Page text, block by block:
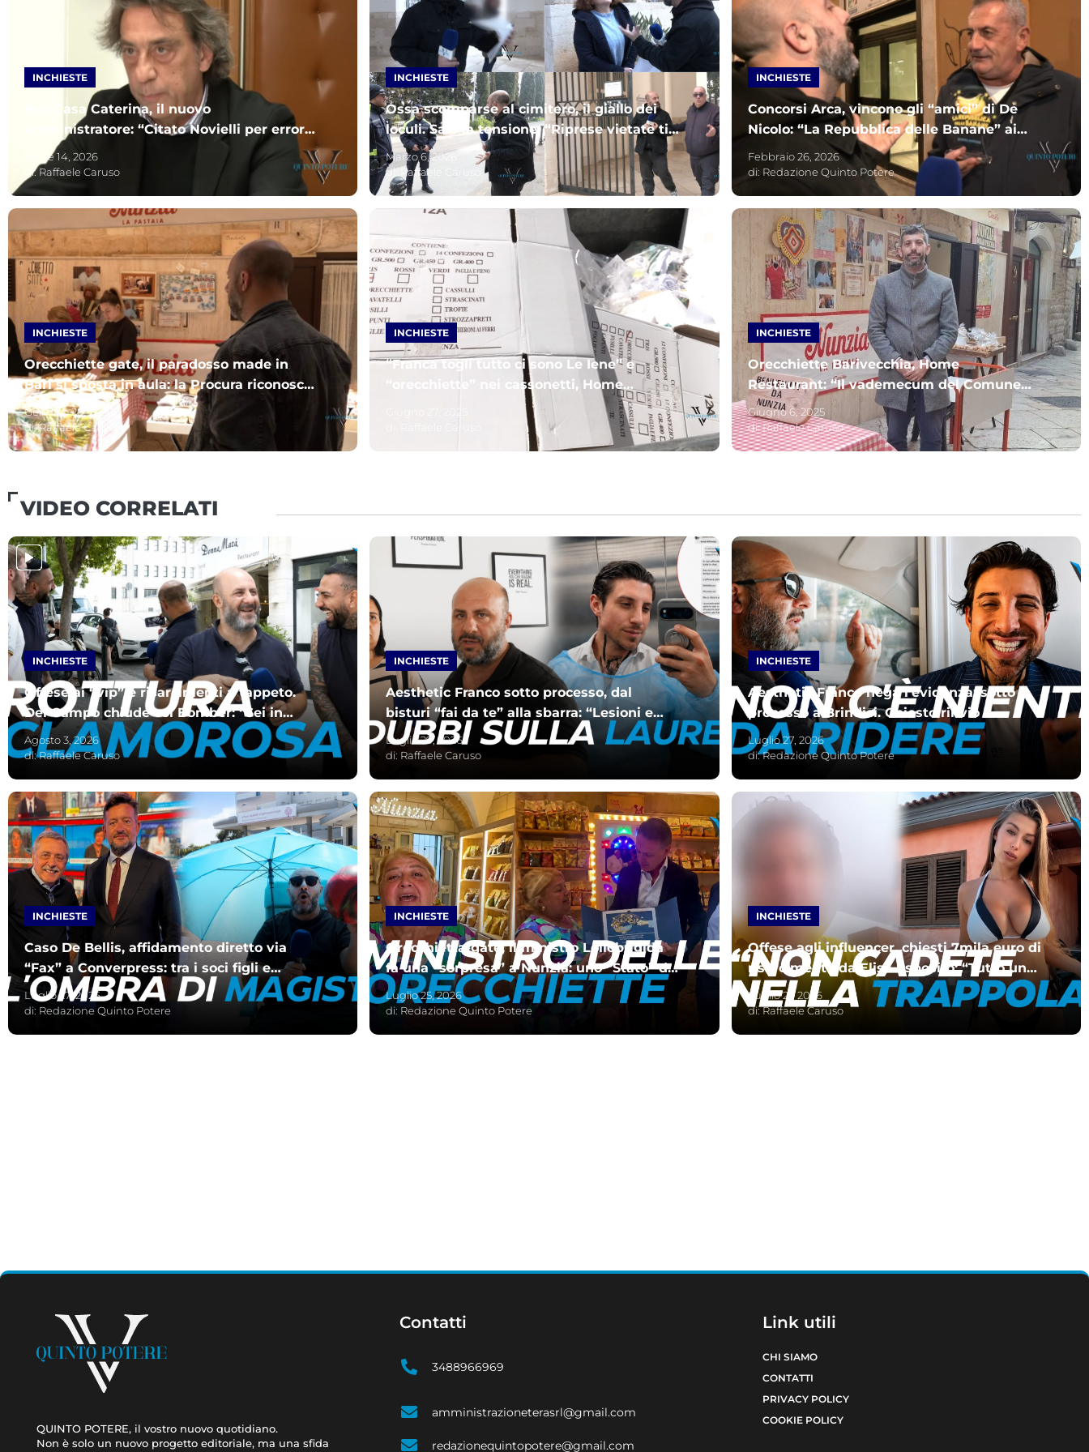
INCHIESTE
Rsa Casa Caterina, il nuovo
amministratore: “Citato Novielli per errore.
Rappresento nuovi investitori”
Aprile 14, 2026
di:Raffaele Caruso
INCHIESTE
Ossa scomparse al cimitero, il giallo dei
loculi. Sale la tensione: “Riprese vietate ti
denuncio”
Marzo 6, 2026
di:
Raffaele Caruso
INCHIESTE
Concorsi Arca, vincono gli “amici” di De
Nicolo: “La Repubblica delle Banane” ai
segretari PD
Febbraio 26, 2026
di: Redazione Quinto Potere
INCHIESTE
Orecchiette gate, il paradosso made in
Bari si sposta in aula: la Procura riconosce
la frode ma chiede l’archiviazione
Gennaio 28, 2026
di:Raffaele Caruso
INCHIESTE
“Franca togli tutto ci sono Le Iene” e
“orecchiette” nei cassonetti, Home
Restaurant all’attacco: “Sconcertante”
INCHIESTE
Orecchiette Barivecchia, Home
Restaurant: “Il vademecum del Comune
sulle IAD è un pastrocchio legale”
Giugno 6, 2025
di:Raffaele Caruso
VIDEO CORRELATI
INCHIESTE
Offese ai “vip” e risarcimenti a tappeto.
Del Campo chiude col Bomber: “Sei in
affari con Loconte”
Agosto 3, 2026
di:Raffaele Caruso
INCHIESTE
Aesthetic Franco sotto processo, dal
bisturi “fai da te” alla sbarra: “Lesioni e
dubbi sulla laurea”
Luglio 29, 2026
di: Raffaele Caruso
INCHIESTE
Aesthetic Franco nega l’evidenza: sotto
processo a Brindisi. Chiesto rinvio a
giudizio in Campania
Luglio 27, 2026
di:Redazione Quinto Potere
INCHIESTE
Caso De Bellis, affidamento diretto via
“Fax” a Converpress: tra i soci figli e
moglie di Magistà
Luglio 27, 2026
di: Redazione Quinto Potere
INCHIESTE
Orecchietta-gate, il ministro Lollobrigida
fa una “sorpresa” a Nunzia: uno “Stato” di
delirio
Luglio 25, 2026
di: Redazione Quinto Potere
INCHIESTE
Offese agli influencer, chiesti 7mila euro di
risarcimento da Elisa Esposito: “Tutto un
bluff”
Luglio 21, 2026
di:Raffaele Caruso
QUINTO POTERE, il vostro nuovo quotidiano.
Non è solo un nuovo progetto editoriale, ma una sfida
Contatti
3488966969
amministrazioneterasrl@gmail.com
redazionequintopotere@gmail.com
Link utili
CHI SIAMO
CONTATTI
PRIVACY POLICY
COOKIE POLICY